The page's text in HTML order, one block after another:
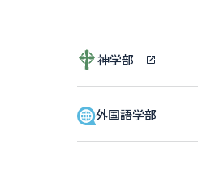
神学部
外国語学部